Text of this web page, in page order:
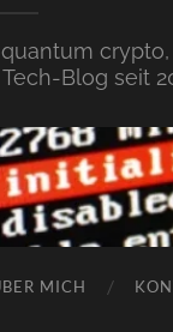
Blog seit
MICH